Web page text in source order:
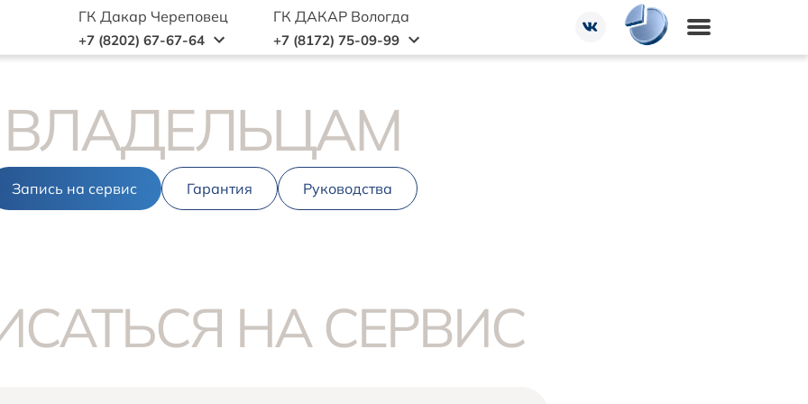
ГК Дакар Череповец
+7 (8202) 67-67-64
ГК ДАКАР Вологда
+7 (8172) 75-09-99
ВЛАДЕЛЬЦАМ
Запись на сервис Гарантия Руководства
НА СЕРВИС